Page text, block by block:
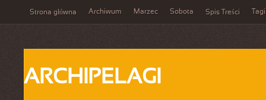
Strona główna Archiwum Marzec Sobota Spis Treści Tagi
ARCHIPELAGI